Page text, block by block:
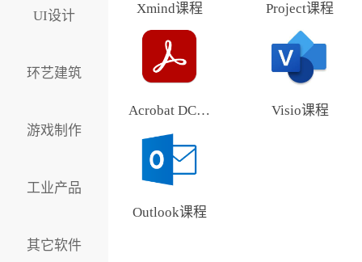
UI设计
环艺建筑
游戏制作
工业产品
其它软件
Xmind课程 Project课程
Acrobat DC课程 Visio课程
Outlook课程